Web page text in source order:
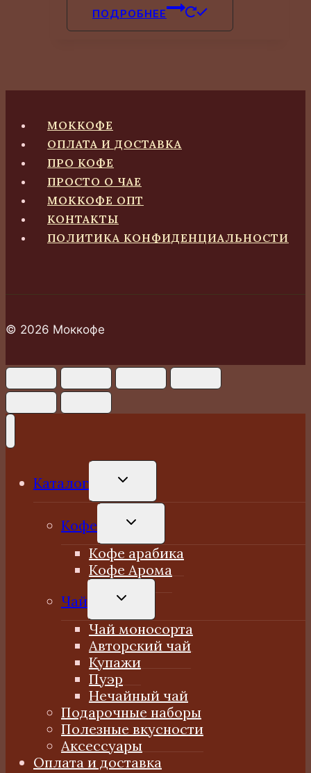
ПОДРОБНЕЕ
МОККОФЕ
ОПЛАТА И ДОСТАВКА
ПРО КОФЕ
ПРОСТО О ЧАЕ
МОККОФЕ ОПТ
КОНТАКТЫ
ПОЛИТИКА КОНФИДЕНЦИАЛЬНОСТИ
© 2026 Моккофе
Каталог
ПЕРЕКЛЮЧИТЬ
МЕНЮ
Кофе
ПЕРЕКЛЮЧИТЬ
МЕНЮ
Кофе арабика
Кофе Арома
Чай
ПЕРЕКЛЮЧИТЬ
МЕНЮ
Чай моносорта
Авторский чай
Купажи
Пуэр
Нечайный чай
Подарочные наборы
Полезные вкусности
Аксессуары
Оплата и доставка